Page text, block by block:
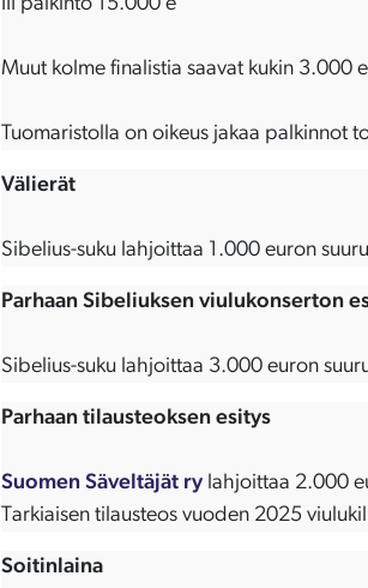
Muut kolme finalistia saavat kukin 3.000
Tuomaristolla on oikeus jakaa palkinnot
Välierät
Sibelius-suku lahjoittaa 1.000 euron
Parhaan Sibeliuksen viulukonserton
Sibelius-suku lahjoittaa 3.000 euron
Parhaan tilausteoksen esitys
Suomen Säveltäjät ry lahjoittaa 2.000
Tarkiaisen tilausteos vuoden 2025
Soitinlaina